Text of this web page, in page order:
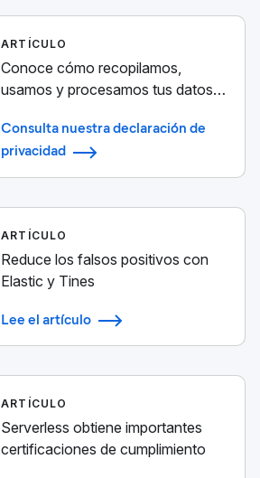
ARTÍCULO
Conoce cómo recopilamos,
usamos y procesamos tus datos
Consulta nuestra declaración de
privacidad
ARTÍCULO
Reduce los falsos positivos con
Elastic y Tines
Lee el artículo
ARTÍCULO
Serverless obtiene importantes
certificaciones de cumplimiento